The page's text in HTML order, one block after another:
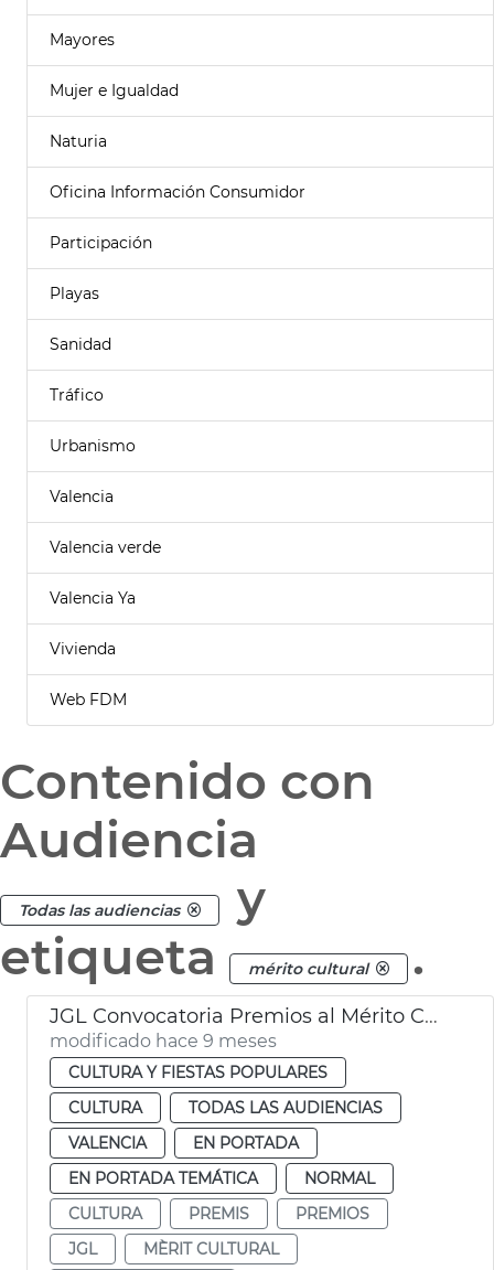
Mayores
Mujer e Igualdad
Naturia
Oficina Información Consumidor
Participación
Playas
Sanidad
Tráfico
Urbanismo
Valencia
Valencia verde
Valencia Ya
Vivienda
Web FDM
Contenido con
Audiencia
Todas las audiencias
y
etiqueta
mérito cultural .
JGL Convocatoria Premios al Mérito Cultural "Ciutat de València"
modificado hace 9 meses
CULTURA Y FIESTAS POPULARES
CULTURA
TODAS LAS AUDIENCIAS
VALENCIA
EN PORTADA
EN PORTADA TEMÁTICA
NORMAL
CULTURA
PREMIS
PREMIOS
JGL
MÈRIT CULTURAL